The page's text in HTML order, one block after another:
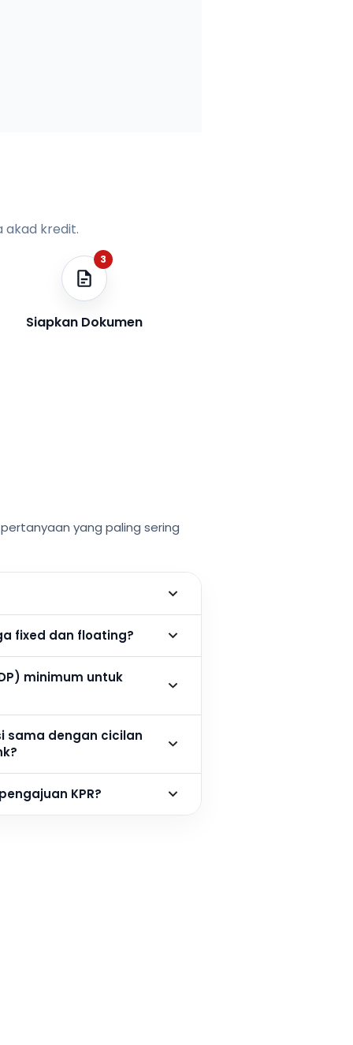
akad kredit.
3
Siapkan Dokumen
yang paling sering
fixed dan floating?
minimum untuk
sama dengan cicilan
KPR?